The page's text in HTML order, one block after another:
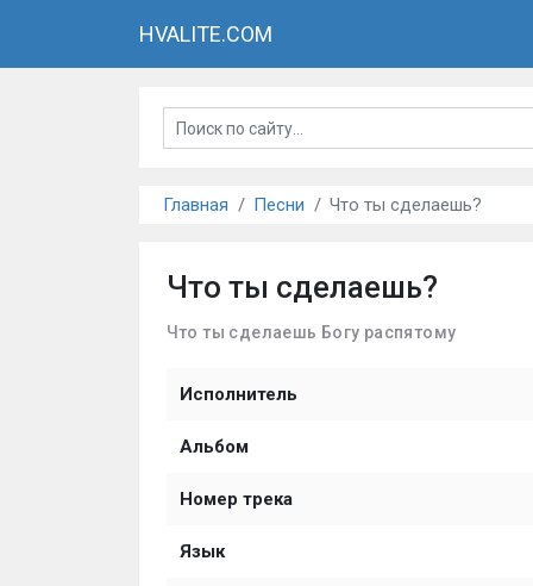
HVALITE.COM
Главная Песни Что ты сделаешь?
Что ты сделаешь?
Что ты сделаешь Богу распятому
Исполнитель
Альбом
Номер трека
Язык